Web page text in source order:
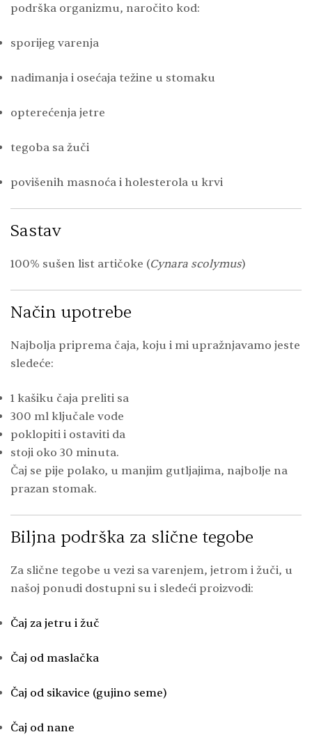
podrška organizmu, naročito kod:
sporijeg varenja
nadimanja i osećaja težine u stomaku
opterećenja jetre
tegoba sa žuči
povišenih masnoća i holesterola u krvi
Sastav
100% sušen list artičoke (Cynara scolymus)
Način upotrebe
Najbolja priprema čaja, koju i mi upražnjavamo jeste
sledeće:
1 kašiku čaja preliti sa
300 ml ključale vode
poklopiti i ostaviti da
stoji oko 30 minuta.
Čaj se pije polako, u manjim gutljajima, najbolje na
prazan stomak.
Biljna podrška za slične tegobe
Za slične tegobe u vezi sa varenjem, jetrom i žuči, u
našoj ponudi dostupni su i sledeći proizvodi:
Čaj za jetru i žuč
Čaj od maslačka
Čaj od sikavice (gujino seme)
Čaj od nane